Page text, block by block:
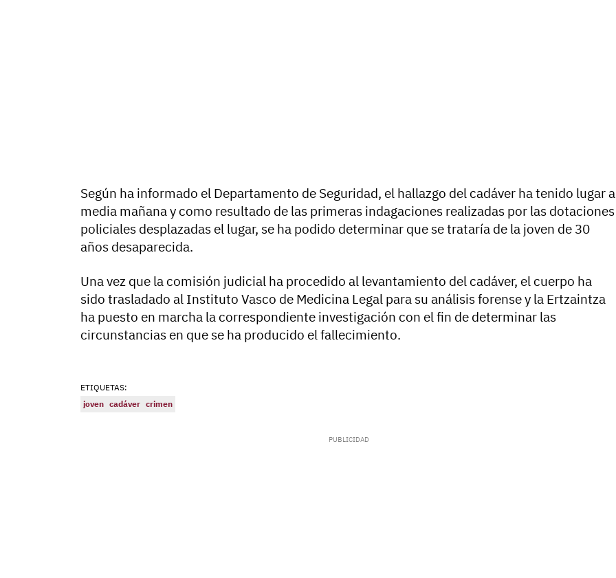
Según ha informado el Departamento de Seguridad, el hallazgo del cadáver ha tenido lugar a
media mañana y como resultado de las primeras indagaciones realizadas por las dotaciones
policiales desplazadas el lugar, se ha podido determinar que se trataría de la joven de 30
años desaparecida.
Una vez que la comisión judicial ha procedido al levantamiento del cadáver, el cuerpo ha
sido trasladado al Instituto Vasco de Medicina Legal para su análisis forense y la Ertzaintza
ha puesto en marcha la correspondiente investigación con el fin de determinar las
circunstancias en que se ha producido el fallecimiento.
ETIQUETAS:
joven cadáver crimen